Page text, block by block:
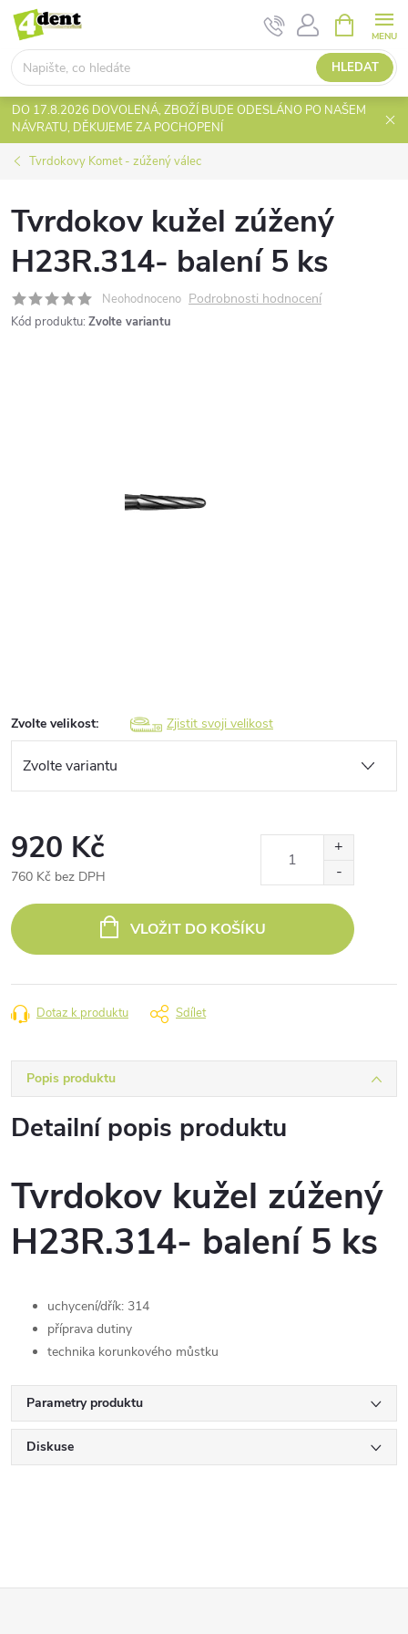
Přejít
obsah
HLEDAT
NÁKUPNÍ
KOŠÍK
DO 17.8.2026 DOVOLENÁ, ZBOŽÍ BUDE ODESLÁNO PO NAŠEM
NÁVRATU, DĚKUJEME ZA POCHOPENÍ
Tvrdokovy Komet - zúžený válec
Tvrdokov kužel zúžený
H23R.314- balení 5 ks
Neohodnoceno Podrobnosti hodnocení
Kód produktu: Zvolte variantu
Zvolte velikost: Zjistit svoji velikost
920 Kč
760 Kč bez DPH
cena:
VLOŽIT DO KOŠÍKU
Dotaz k produktu Sdílet
Popis produktu
Detailní popis produktu
Tvrdokov kužel zúžený
H23R.314- balení 5 ks
uchycení/dřík: 314
příprava dutiny
technika korunkového můstku
Parametry produktu
Diskuse